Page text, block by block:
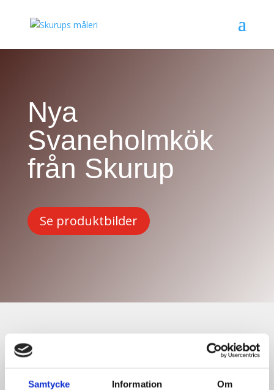
Samtycke Information Om
Nya
Svaneholmkök
från Skurup
Se produktbilder
Vi tillhandahåller
Svaneholmkök